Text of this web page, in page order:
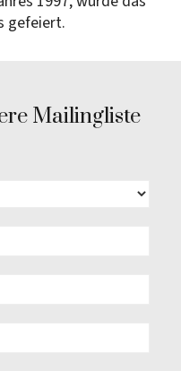
gefeiert.
Mailingliste